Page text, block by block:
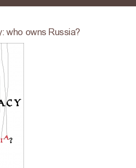
who owns Russia?